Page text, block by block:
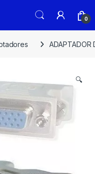
0
ADAPTADOR
🔍